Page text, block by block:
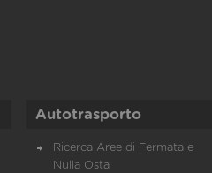
Autotrasporto
Ricerca Aree di Fermata e
Nulla Osta